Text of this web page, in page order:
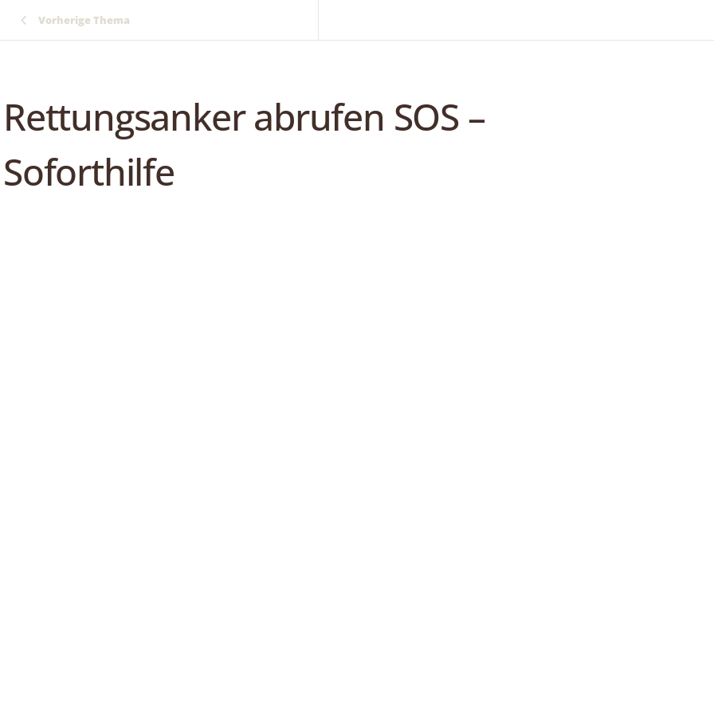
Vorherige Thema
Rettungsanker abrufen SOS –
Soforthilfe